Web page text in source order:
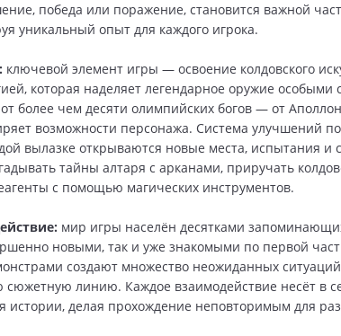
победа или поражение, становится важной
уникальный опыт для каждого игрока.
ключевой элемент игры — освоение колдовского
которая наделяет легендарное оружие особыми
более чем десяти олимпийских богов — от
возможности персонажа. Система улучшений
вылазке открываются новые места, испытания и
тайны алтаря с арканами, приручать
с помощью магических инструментов.
мир игры населён десятками
новыми, так и уже знакомыми по первой
создают множество неожиданных
линию. Каждое взаимодействие несёт в
истории, делая прохождение неповторимым для